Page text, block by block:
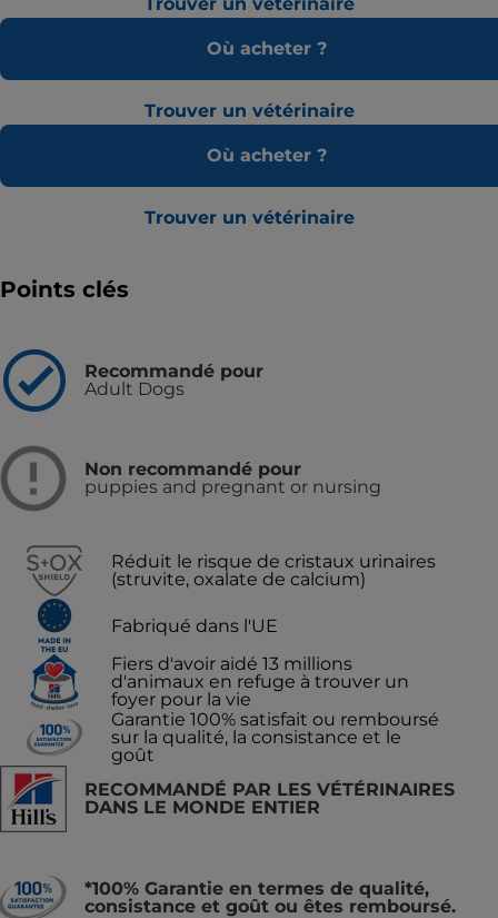
Où acheter ?
Trouver un vétérinaire
Où acheter ?
Trouver un vétérinaire
Points clés
Recommandé pour
Adult Dogs
Non recommandé pour
puppies and pregnant or nursing
Réduit le risque de cristaux urinaires
(struvite, oxalate de calcium)
Fabriqué dans l'UE
Fiers d'avoir aidé 13 millions
d'animaux en refuge à trouver un
foyer pour la vie
Garantie 100% satisfait ou remboursé
sur la qualité, la consistance et le
goût
RECOMMANDÉ PAR LES VÉTÉRINAIRES
DANS LE MONDE ENTIER
*100% Garantie en termes de qualité,
consistance et goût ou êtes remboursé.